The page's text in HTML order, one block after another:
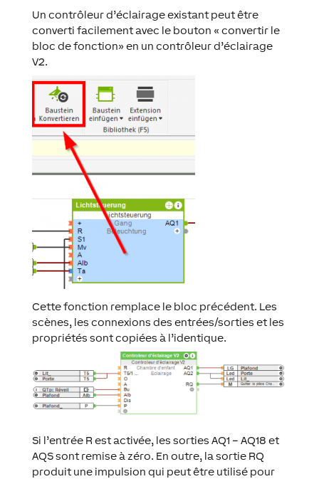
Un contrôleur d’éclairage existant peut être
converti facilement avec le bouton « convertir le
bloc de fonction» en un contrôleur d’éclairage
V2.
Cette fonction remplace le bloc précédent. Les
scènes, les connexions des entrées/sorties et les
propriétés sont copiées à l’identique.
Si l’entrée R est activée, les sorties AQ1 – AQ18 et
AQS sont remise à zéro. En outre, la sortie RQ
produit une impulsion qui peut être utilisé pour